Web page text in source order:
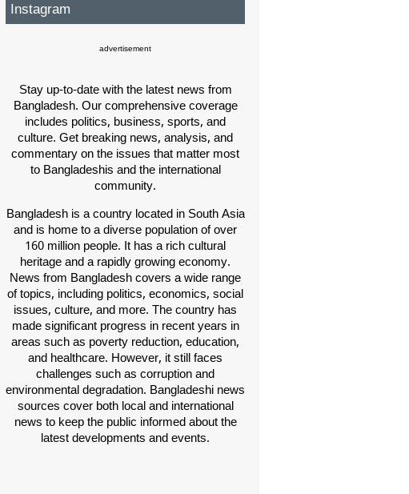
Instagram
advertisement
Stay up-to-date with the latest news from
Bangladesh. Our comprehensive coverage
includes politics, business, sports, and
culture. Get breaking news, analysis, and
commentary on the issues that matter most
to Bangladeshis and the international
community.
Bangladesh is a country located in South Asia
and is home to a diverse population of over
160 million people. It has a rich cultural
heritage and a rapidly growing economy.
News from Bangladesh covers a wide range
of topics, including politics, economics, social
issues, culture, and more. The country has
made significant progress in recent years in
areas such as poverty reduction, education,
and healthcare. However, it still faces
challenges such as corruption and
environmental degradation. Bangladeshi news
sources cover both local and international
news to keep the public informed about the
latest developments and events.